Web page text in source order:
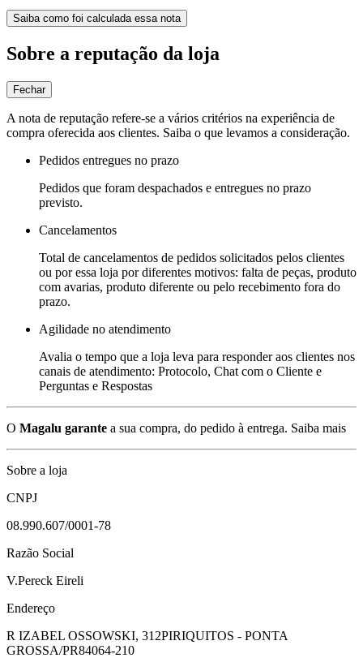
Saiba como foi calculada essa nota
Sobre a reputação da loja
Fechar
A nota de reputação refere-se a vários critérios na experiência de
compra oferecida aos clientes. Saiba o que levamos a consideração.
Pedidos entregues no prazo
Pedidos que foram despachados e entregues no prazo
previsto.
Cancelamentos
Total de cancelamentos de pedidos solicitados pelos clientes
ou por essa loja por diferentes motivos: falta de peças, produto
com avarias, produto diferente ou pelo recebimento fora do
prazo.
Agilidade no atendimento
Avalia o tempo que a loja leva para responder aos clientes nos
canais de atendimento: Protocolo, Chat com o Cliente e
Perguntas e Respostas
O Magalu garante a sua compra, do pedido à entrega. Saiba mais
Sobre a loja
CNPJ
08.990.607/0001-78
Razão Social
V.Pereck Eireli
Endereço
R IZABEL OSSOWSKI, 312PIRIQUITOS - PONTA
GROSSA/PR84064-210